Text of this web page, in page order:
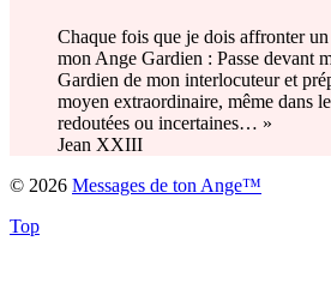
Chaque fois que je dois affronter
mon Ange Gardien : Passe devant
Gardien de mon interlocuteur et
moyen extraordinaire, même dans
redoutées ou incertaines… »
Jean XXIII
© 2026 Messages de ton Ange™
Top